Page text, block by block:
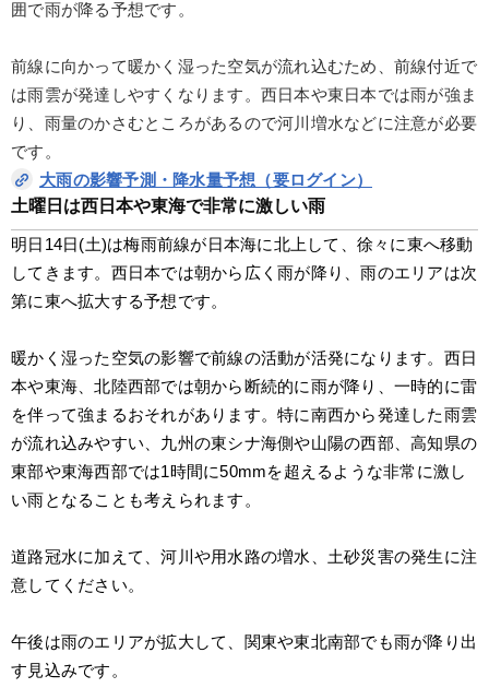
囲で雨が降る予想です。
前線に向かって暖かく湿った空気が流れ込むため、前線付近で
は雨雲が発達しやすくなります。西日本や東日本では雨が強ま
り、雨量のかさむところがあるので河川増水などに注意が必要
です。
大雨の影響予測・降水量予想（要ログイン）
土曜日は西日本や東海で非常に激しい雨
明日14日(土)は梅雨前線が日本海に北上して、徐々に東へ移動
してきます。西日本では朝から広く雨が降り、雨のエリアは次
第に東へ拡大する予想です。
暖かく湿った空気の影響で前線の活動が活発になります。西日
本や東海、北陸西部では朝から断続的に雨が降り、一時的に雷
を伴って強まるおそれがあります。特に南西から発達した雨雲
が流れ込みやすい、九州の東シナ海側や山陽の西部、高知県の
東部や東海西部では1時間に50mmを超えるような非常に激し
い雨となることも考えられます。
道路冠水に加えて、河川や用水路の増水、土砂災害の発生に注
意してください。
午後は雨のエリアが拡大して、関東や東北南部でも雨が降り出
す見込みです。